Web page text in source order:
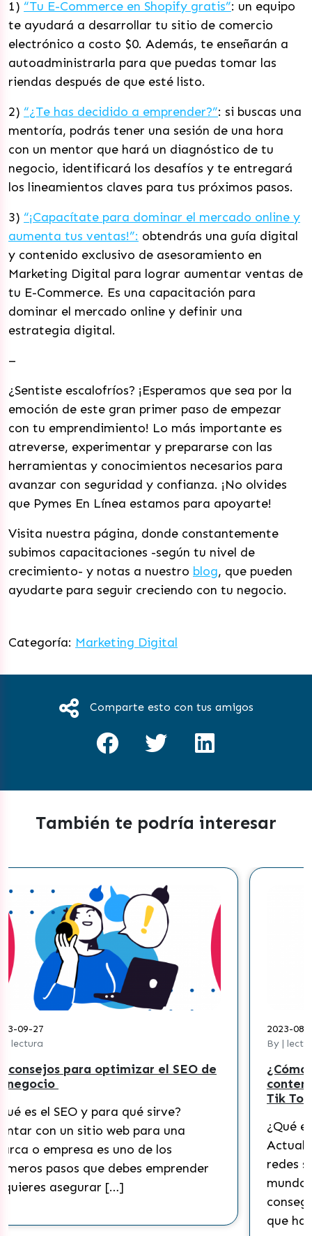
1) “Tu E-Commerce en Shopify gratis”: un equipo
te ayudará a desarrollar tu sitio de comercio
electrónico a costo $0. Además, te enseñarán a
autoadministrarla para que puedas tomar las
riendas después de que esté listo.
2) “¿Te has decidido a emprender?”: si buscas una
mentoría, podrás tener una sesión de una hora
con un mentor que hará un diagnóstico de tu
negocio, identificará los desafíos y te entregará
los lineamientos claves para tus próximos pasos.
3) “¡Capacítate para dominar el mercado online y
aumenta tus ventas!”: obtendrás una guía digital
y contenido exclusivo de asesoramiento en
Marketing Digital para lograr aumentar ventas de
tu E-Commerce. Es una capacitación para
dominar el mercado online y definir una
estrategia digital.
–
¿Sentiste escalofríos? ¡Esperamos que sea por la
emoción de este gran primer paso de empezar
con tu emprendimiento! Lo más importante es
atreverse, experimentar y prepararse con las
herramientas y conocimientos necesarios para
avanzar con seguridad y confianza. ¡No olvides
que Pymes En Línea estamos para apoyarte!
Visita nuestra página, donde constantemente
subimos capacitaciones -según tu nivel de
crecimiento- y notas a nuestro blog, que pueden
ayudarte para seguir creciendo con tu negocio.
Categoría: Marketing Digital
Comparte esto con tus amigos
También te podría interesar
¿Cómo crear una estrategia de
contenidos efectiva para pymes en
¿Qué es Tik Tok y cómo funciona?
Actualmente, Tik Tok es una de las
redes sociales más populares del
mundo. Esta plataforma ha